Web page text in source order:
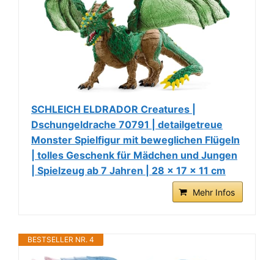
SCHLEICH ELDRADOR Creatures |
Dschungeldrache 70791 | detailgetreue
Monster Spielfigur mit beweglichen Flügeln
| tolles Geschenk für Mädchen und Jungen
| Spielzeug ab 7 Jahren | 28 x 17 x 11 cm
Mehr Infos
BESTSELLER NR. 4